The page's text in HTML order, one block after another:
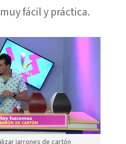
fácil y práctica.